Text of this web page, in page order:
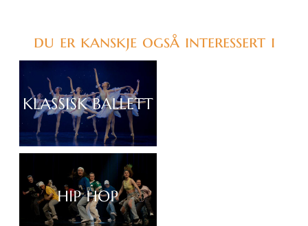
du er kanskje også interessert i